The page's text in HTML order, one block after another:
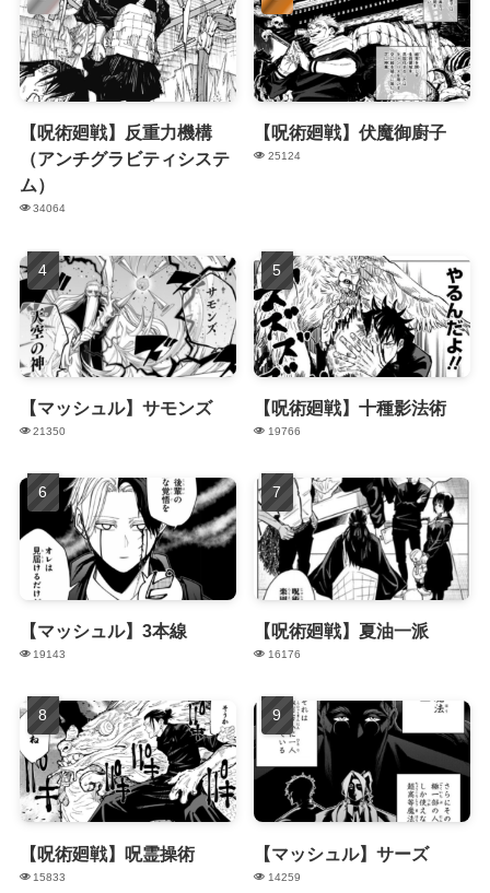
【呪術廻戦】反重力機構
（アンチグラビティシステ
ム）
34064
【呪術廻戦】伏魔御廚子
25124
【マッシュル】サモンズ
21350
【呪術廻戦】十種影法術
19766
【マッシュル】3本線
19143
【呪術廻戦】夏油一派
16176
【呪術廻戦】呪霊操術
15833
【マッシュル】サーズ
14259